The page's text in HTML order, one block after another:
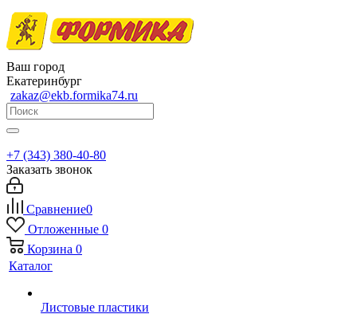
Ваш город
Екатеринбург
zakaz@ekb.formika74.ru
+7 (343) 380-40-80
Заказать звонок
Сравнение0
Отложенные 0
Корзина 0
Каталог
Листовые пластики